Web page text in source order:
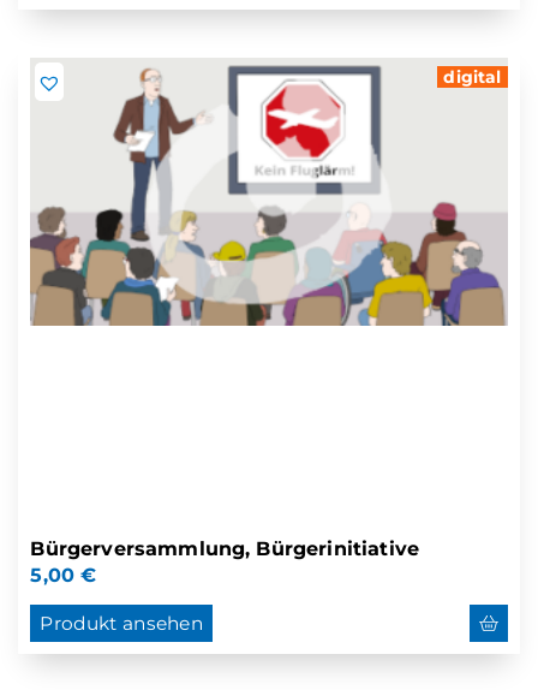
digital
Bürgerversammlung, Bürgerinitiative
5,00€
Produkt ansehen